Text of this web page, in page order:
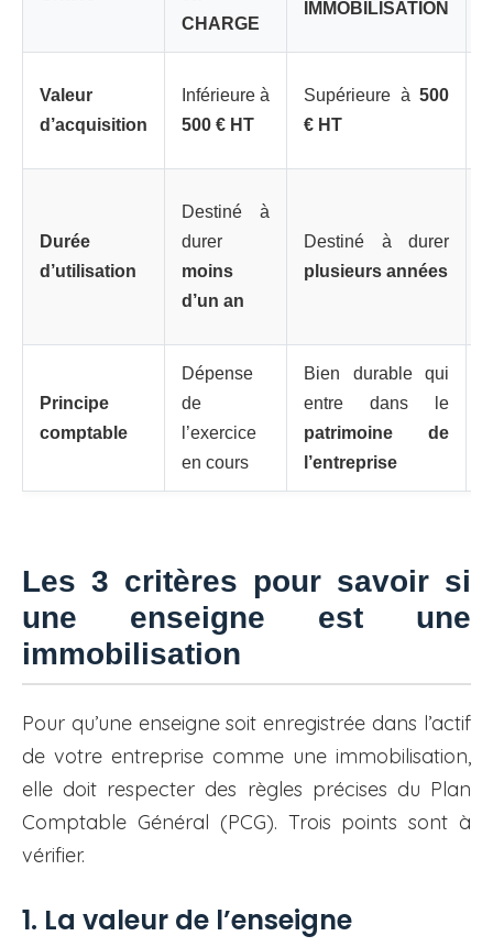
CHARGE
IMMOBILISATION
Valeur
d’acquisition
Inférieure à
500 € HT
Supérieure à 500
€ HT
Durée
d’utilisation
Destiné à
durer
moins
d’un an
Destiné à durer
plusieurs années
Principe
comptable
Dépense
de
l’exercice
en cours
Bien durable qui
entre dans le
patrimoine de
l’entreprise
Les 3 critères pour savoir si
une enseigne est une
immobilisation
Pour qu’une enseigne soit enregistrée dans l’actif
de votre entreprise comme une immobilisation,
elle doit respecter des règles précises du Plan
Comptable Général (PCG). Trois points sont à
vérifier.
1. La valeur de l’enseigne